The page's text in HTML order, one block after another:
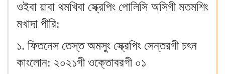
ওইবা য়াবা থমখিবা স্ক্রেপিং পোলিসি অসিগী মতমশিং
মখাদা পীরি:
১. ফিতনেস তেস্ত অমসুং স্ক্রেপিং সেন্তরগী চৎন
কাংলোন: ২০২১গী ওক্তোবরগী ০১